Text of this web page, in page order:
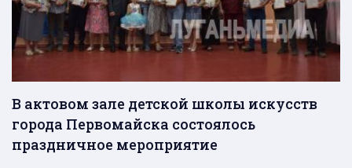
В актовом зале детской школы искусств
города Первомайска состоялось
праздничное мероприятие